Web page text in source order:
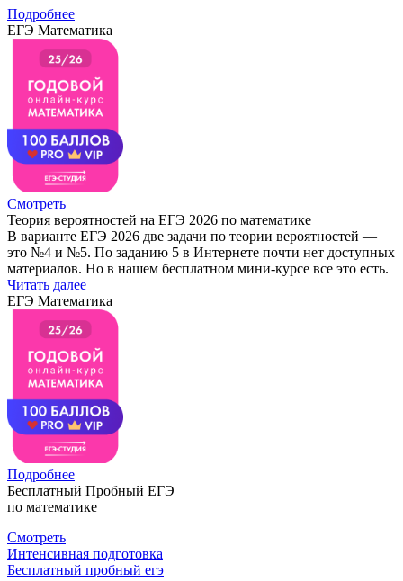
Подробнее
ЕГЭ Математика
Смотреть
Теория вероятностей на ЕГЭ 2026 по математике
В варианте ЕГЭ 2026 две задачи по теории вероятностей —
это №4 и №5. По заданию 5 в Интернете почти нет доступных
материалов. Но в нашем бесплатном мини-курсе все это есть.
Читать далее
ЕГЭ Математика
Подробнее
Бесплатный Пробный ЕГЭ
по математике
Смотреть
Интенсивная подготовка
Бесплатный пробный егэ